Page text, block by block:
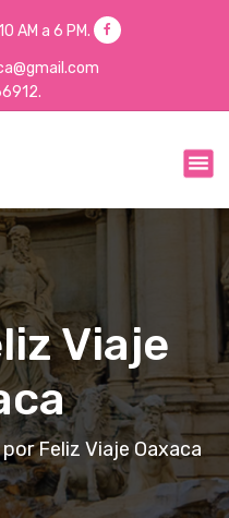
AM a 6 PM.
Viaje
Feliz Viaje Oaxaca